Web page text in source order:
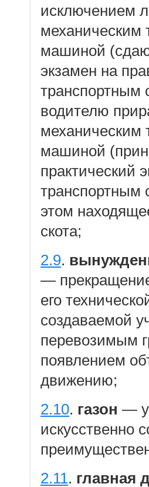
исключением
механическим
машиной
экзамен на
транспортным
водителю
механическим
машиной
практический
транспортным
этом
скота;
2.9.
—
его
создаваемой
перевозимым
появлением
движению;
2.10. газон —
искусственно
2.11 . главная